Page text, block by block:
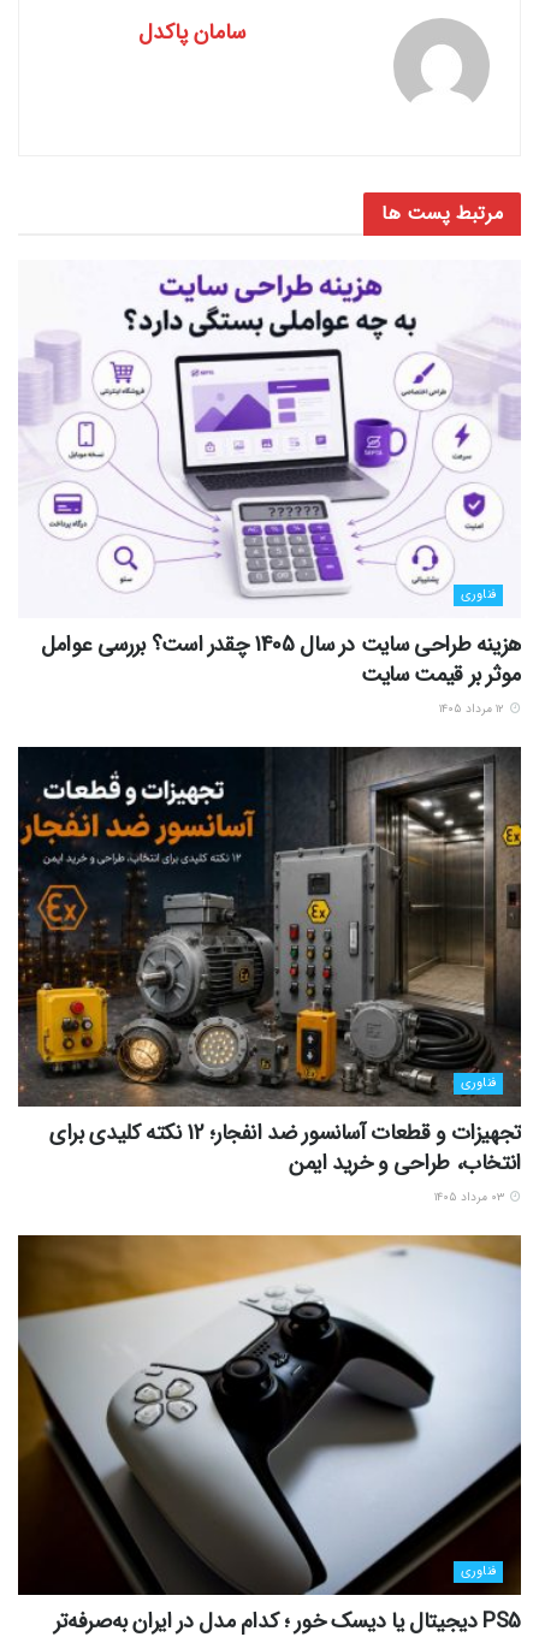
سامان پاکدل
مرتبط پست ها
فناوری
هزینه طراحی سایت در سال 1405 چقدر است؟ بررسی عوامل
موثر بر قیمت سایت
فناوری
تجهیزات و قطعات آسانسور ضد انفجار؛ 12 نکته کلیدی برای
انتخاب، طراحی و خرید ایمن
فناوری
PS5 دیجیتال یا دیسک خور ؛ کدام مدل در ایران به‌صرفه‌تر